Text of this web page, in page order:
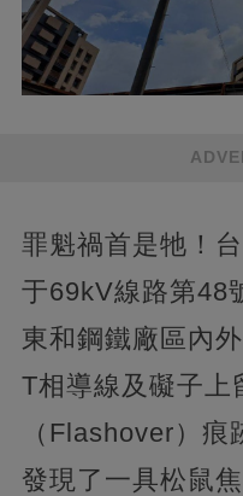
罪魁禍首是牠！
于69kV線路第48
東和鋼鐵廠區內
T相導線及礙子上
（Flashover）
發現了一具松鼠